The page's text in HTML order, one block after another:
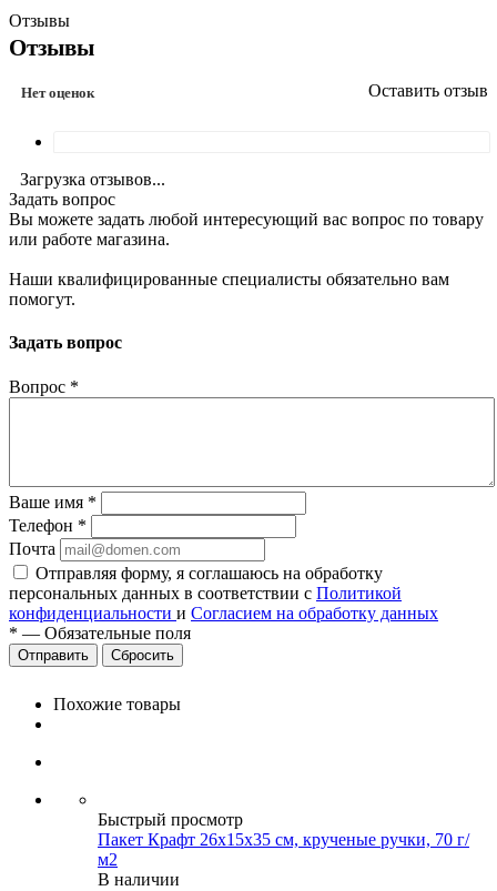
Отзывы
Отзывы
Нет оценок Оставить отзыв
Загрузка отзывов...
Задать вопрос
Вы можете задать любой интересующий вас вопрос по товару
или работе магазина.
Наши квалифицированные специалисты обязательно вам
помогут.
Задать вопрос
Вопрос *
Ваше имя *
Телефон *
Почта
Отправляя форму, я соглашаюсь на обработку
персональных данных в соответствии с Политикой
конфиденциальности и Согласием на обработку данных
* — Обязательные поля
Сбросить
Похожие товары
Быстрый просмотр
Пакет Крафт 26х15х35 см, крученые ручки, 70 г/
м2
В наличии